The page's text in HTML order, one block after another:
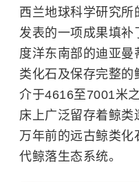
西兰地球科学研究
发表的一项成果填补
度洋东南部的迪亚曼
类化石及保存完整的
介于4616至7001米
床上广泛留存着鲸
万年前的远古鲸类化
代鲸落生态系统。